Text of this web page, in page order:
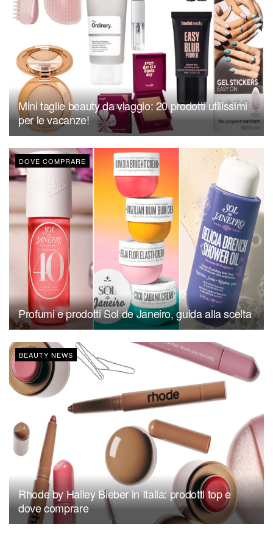
Mini taglie beauty da viaggio: 20 prodotti utilissimi
per le vacanze!
DOVE COMPRARE
Profumi e prodotti Sol de Janeiro, guida alla scelta
BEAUTY NEWS
Rhode by Hailey Bieber in Italia: prodotti top e
dove comprare